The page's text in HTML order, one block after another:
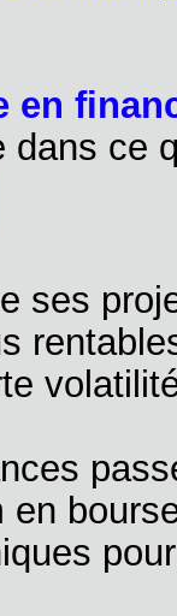
en
dans ce
ses
en